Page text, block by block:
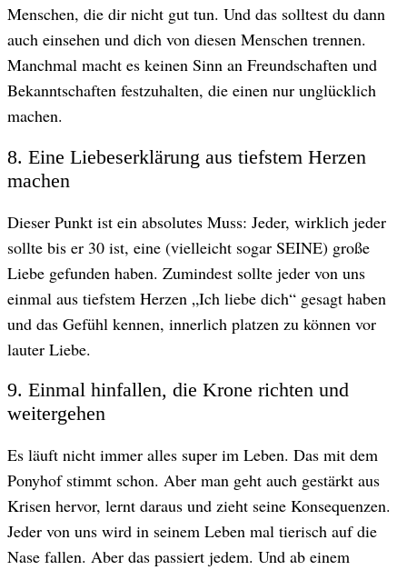
Menschen, die dir nicht gut tun. Und das solltest du dann
auch einsehen und dich von diesen Menschen trennen.
Manchmal macht es keinen Sinn an Freundschaften und
Bekanntschaften festzuhalten, die einen nur unglücklich
machen.
8. Eine Liebeserklärung aus tiefstem Herzen
machen
Dieser Punkt ist ein absolutes Muss: Jeder, wirklich jeder
sollte bis er 30 ist, eine (vielleicht sogar SEINE) große
Liebe gefunden haben. Zumindest sollte jeder von uns
einmal aus tiefstem Herzen „Ich liebe dich“ gesagt haben
und das Gefühl kennen, innerlich platzen zu können vor
lauter Liebe.
9. Einmal hinfallen, die Krone richten und
weitergehen
Es läuft nicht immer alles super im Leben. Das mit dem
Ponyhof stimmt schon. Aber man geht auch gestärkt aus
Krisen hervor, lernt daraus und zieht seine Konsequenzen.
Jeder von uns wird in seinem Leben mal tierisch auf die
Nase fallen. Aber das passiert jedem. Und ab einem